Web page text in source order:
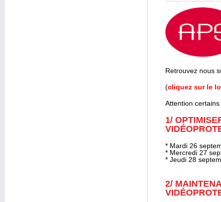
Retrouvez nous
(cliquez sur le
Attention
1/
* Mardi 26
* Mercredi 27
* Jeudi 28
2/